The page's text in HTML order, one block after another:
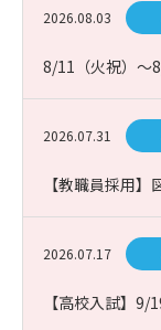
お休み
2026.08.03
8/11（火祝）～
2026.07.31
【教職員採用
2026.07.17
【高校入試】